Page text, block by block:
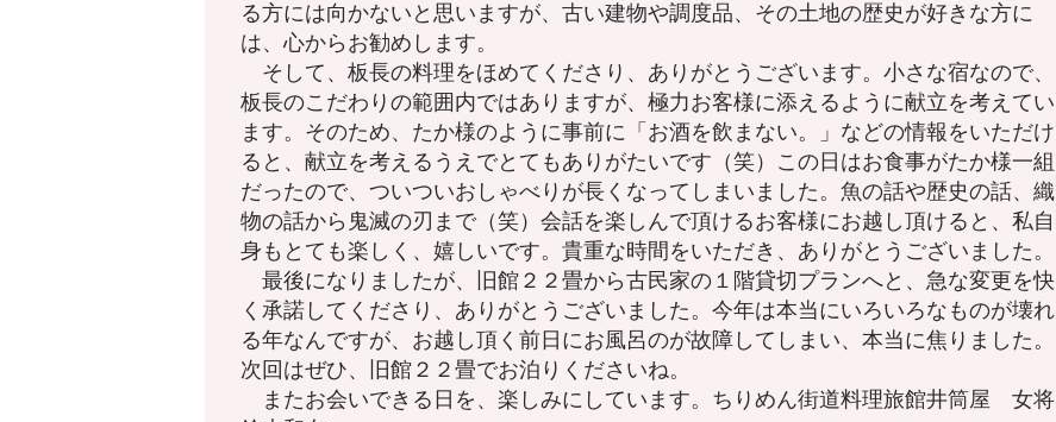
る方には向かないと思いますが、古い建物や調度品、その土地の歴史が好きな方に
は、心からお勧めします。
そして、板長の料理をほめてくださり、ありがとうございます。小さな宿なので、
板長のこだわりの範囲内ではありますが、極力お客様に添えるように献立を考えてい
ます。そのため、たか様のように事前に「お酒を飲まない。」などの情報をいただけ
ると、献立を考えるうえでとてもありがたいです（笑）この日はお食事がたか様一組
だったので、ついついおしゃべりが長くなってしまいました。魚の話や歴史の話、織
物の話から鬼滅の刃まで（笑）会話を楽しんで頂けるお客様にお越し頂けると、私自
身もとても楽しく、嬉しいです。貴重な時間をいただき、ありがとうございました。
最後になりましたが、旧館２２畳から古民家の１階貸切プランへと、急な変更を快
く承諾してくださり、ありがとうございました。今年は本当にいろいろなものが壊れ
る年なんですが、お越し頂く前日にお風呂のが故障してしまい、本当に焦りました。
次回はぜひ、旧館２２畳でお泊りくださいね。
またお会いできる日を、楽しみにしています。ちりめん街道料理旅館井筒屋 女将